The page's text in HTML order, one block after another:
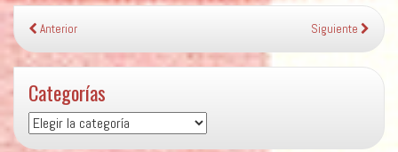
Anterior Siguiente
Categorías
Categorías